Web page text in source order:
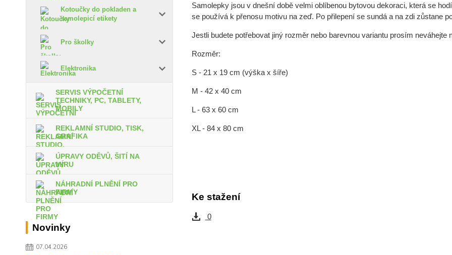
Kotoučky do pokladen a
samolepicí etikety
Pro školky
Elektronika
SERVIS VÝPOČETNÍ
TECHNIKY, PC, TABLETY,
MOBILY
REKLAMNÍ STUDIO, TISK,
GRAFIKA
ÚPRAVY ODĚVŮ, ŠITÍ NA
MÍRU
NÁHRADNÍ PLNĚNÍ PRO
FIRMY
Novinky
07.04.2026
Samolepky jsou v dnešní době velmi oblíbenou bytovou dekoraci, která se
se používá k přenosu motivu na zeď. Po přilepení se sundá a na zdi zůstane
Jestli budete potřebovat jiný rozměr nebo barevnou variantu prosím neváhejte
Rozměr:
S - 21 x 19 cm (výška x šíře)
M - 42 x 40 cm
L - 63 x 60 cm
XL - 84 x 80 cm
Ke stažení
0